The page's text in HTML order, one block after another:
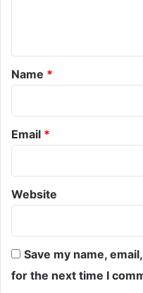
*
Name *
Email *
Website
Save my name,
for the next time I